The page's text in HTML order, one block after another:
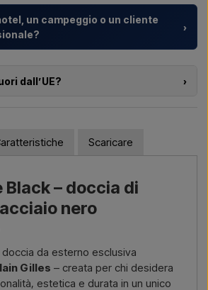
un campeggio o un cliente
›
alla corretta installazione.
rispondiamo rapidamente.
→ Chiamaci →
dall’UE?
›
contattarci e ricevere un prezzo con
documenti doganali.
deve essere fatturato e consegnato, e
via email →
Scaricare
Black – doccia di
nero
da esterno esclusiva
Gilles – creata per chi desidera
estetica e durata in un unico